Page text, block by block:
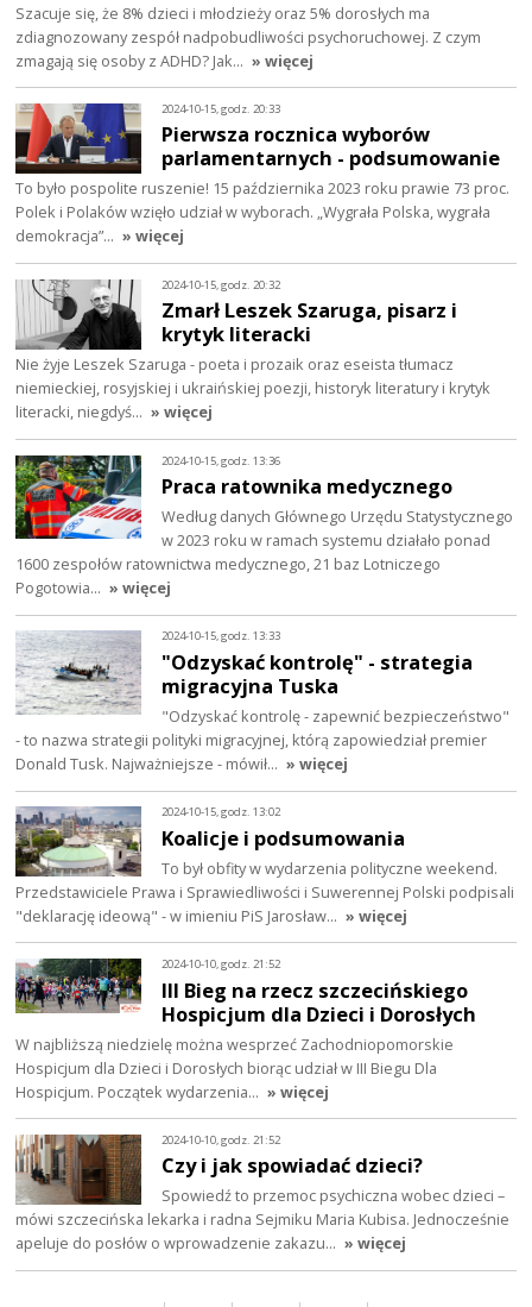
Szacuje się, że 8% dzieci i młodzieży oraz 5% dorosłych ma
zdiagnozowany zespół nadpobudliwości psychoruchowej. Z czym
zmagają się osoby z ADHD? Jak… » więcej
2024-10-15, godz. 20:33
Pierwsza rocznica wyborów
parlamentarnych - podsumowanie
To było pospolite ruszenie! 15 października 2023 roku prawie 73 proc.
Polek i Polaków wzięło udział w wyborach. „Wygrała Polska, wygrała
demokracja”… » więcej
2024-10-15, godz. 20:32
Zmarł Leszek Szaruga, pisarz i
krytyk literacki
Nie żyje Leszek Szaruga - poeta i prozaik oraz eseista tłumacz
niemieckiej, rosyjskiej i ukraińskiej poezji, historyk literatury i krytyk
literacki, niegdyś… » więcej
2024-10-15, godz. 13:36
Praca ratownika medycznego
Według danych Głównego Urzędu Statystycznego
w 2023 roku w ramach systemu działało ponad
1600 zespołów ratownictwa medycznego, 21 baz Lotniczego
Pogotowia… » więcej
2024-10-15, godz. 13:33
"Odzyskać kontrolę" - strategia
migracyjna Tuska
"Odzyskać kontrolę - zapewnić bezpieczeństwo"
- to nazwa strategii polityki migracyjnej, którą zapowiedział premier
Donald Tusk. Najważniejsze - mówił… » więcej
2024-10-15, godz. 13:02
Koalicje i podsumowania
To był obfity w wydarzenia polityczne weekend.
Przedstawiciele Prawa i Sprawiedliwości i Suwerennej Polski podpisali
"deklarację ideową" - w imieniu PiS Jarosław… » więcej
2024-10-10, godz. 21:52
III Bieg na rzecz szczecińskiego
Hospicjum dla Dzieci i Dorosłych
W najbliższą niedzielę można wesprzeć Zachodniopomorskie
Hospicjum dla Dzieci i Dorosłych biorąc udział w III Biegu Dla
Hospicjum. Początek wydarzenia… » więcej
2024-10-10, godz. 21:52
Czy i jak spowiadać dzieci?
Spowiedź to przemoc psychiczna wobec dzieci –
mówi szczecińska lekarka i radna Sejmiku Maria Kubisa. Jednocześnie
apeluje do posłów o wprowadzenie zakazu… » więcej